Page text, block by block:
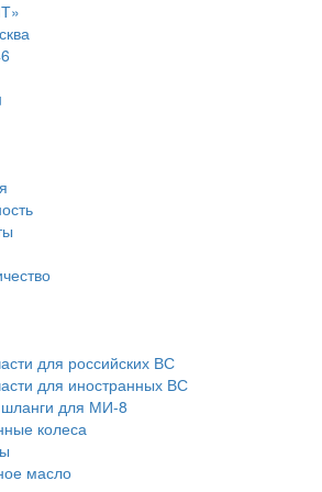
для российских ВС
для иностранных ВС
шланги для МИ-8
колеса
масло